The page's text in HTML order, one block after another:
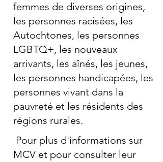
femmes de diverses origines,
les personnes racisées, les
Autochtones, les personnes
LGBTQ+, les nouveaux
arrivants, les aînés, les jeunes,
les personnes handicapées, les
personnes vivant dans la
pauvreté et les résidents des
régions rurales.
Pour plus d'informations sur
MCV et pour consulter leur